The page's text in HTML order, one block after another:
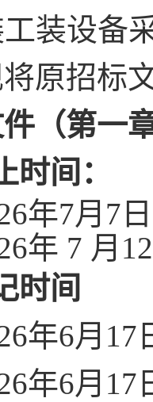
装设备
原招标
（第一
时间：
年7月7
年 7 月
时间
6年6月 17
6年6月 17